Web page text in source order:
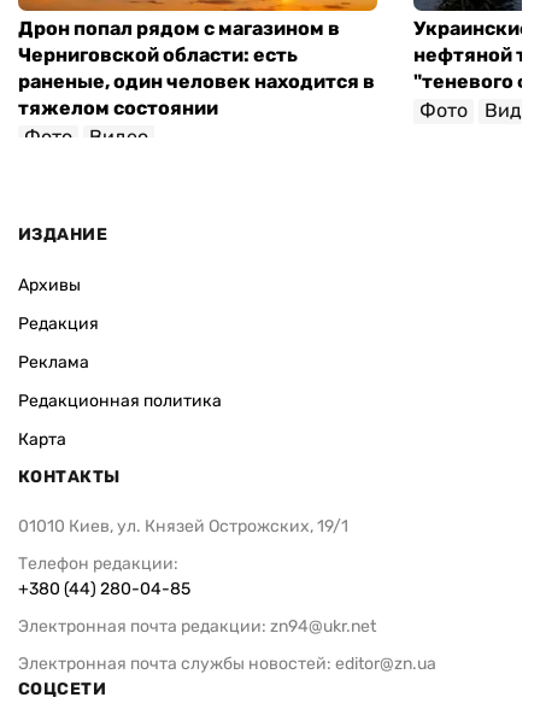
Дрон попал рядом с магазином в
Черниговской области: есть
раненые, один человек находится в
тяжелом состоянии
Фото
Видео
Украинские
нефтяной
"теневого
Фото
ИЗДАНИЕ
Архивы
Редакция
Реклама
Редакционная политика
Карта
КОНТАКТЫ
01010 Киев, ул. Князей Острожских, 19/1
Телефон редакции:
+380 (44) 280-04-85
Электронная почта редакции: zn94@ukr.net
Электронная почта службы новостей: editor@zn.ua
СОЦСЕТИ